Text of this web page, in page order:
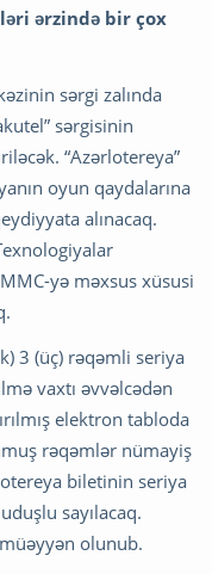
ərzində bir çox
sərgi zalında
sərgisinin
“Azərlotereya”
oyun qaydalarına
alınacaq.
yə məxsus xüsusi
3 (üç) rəqəmli seriya
vaxtı əvvəlcədən
elektron tabloda
rəqəmlər nümayiş
biletinin seriya
sayılacaq.
olunub.